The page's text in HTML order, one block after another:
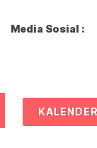
Media Sosial :
KALENDER